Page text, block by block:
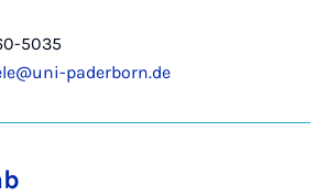
5035
paderborn.de